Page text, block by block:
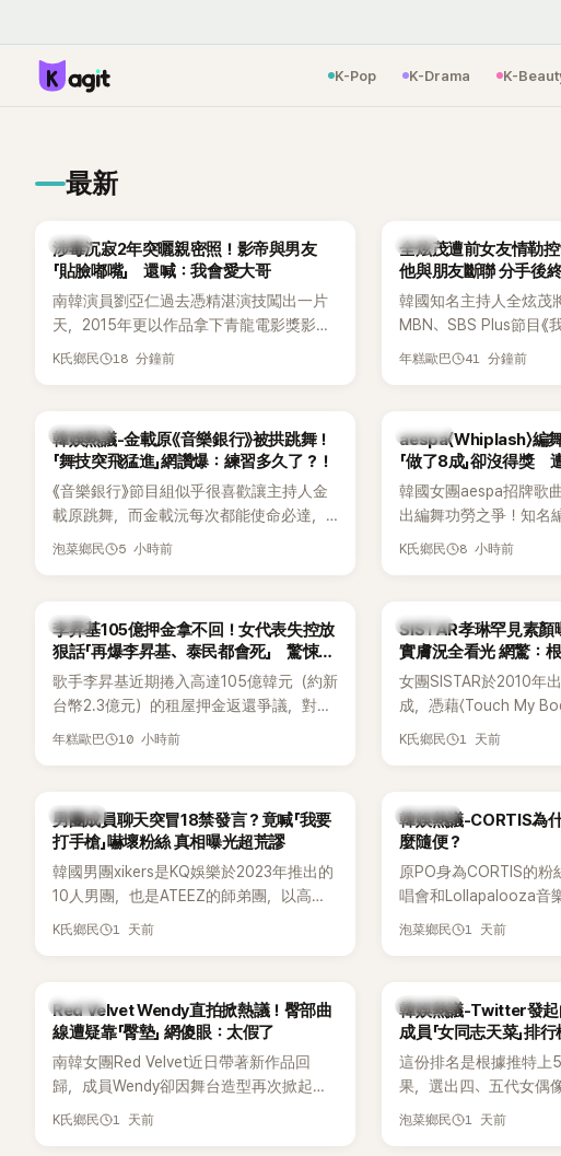
K-Pop K-Drama K-
最新
韓星
涉毒沉寂2年突曬親密照！影帝與男友
「貼臉嘟嘴」 還喊：我會愛大哥
南韓演員劉亞仁過去憑精湛演技闖出一片
天，2015年更以作品拿下青龍電影獎影
帝，成為該獎史上最年輕的影帝。不過，
公開露面。
K氏鄉民 18 分鐘前
韓星
全炫茂遭前女友情勒
他與朋友斷聯 分手後
韓國知名主持人全炫茂
MBN、SBS Plus節目《
（내가 만난 사이코패스
的一句「歡迎回來」，更
年糕歐巴 41 分鐘前
熱議討論
韓娛熱議-金載原《音樂銀行》被拱跳舞！
「舞技突飛猛進」網讚爆：練習多久了？！
《音樂銀行》節目組似乎很喜歡讓主持人金
載原跳舞，而金載沅每次都能使命必達，
甚至舞技還進步不少。觀眾們也發現製作
泡菜鄉民 5 小時前
K-POP
aespa〈Whiplash〉編
「做了8成」卻沒得獎
關鍵
韓國女團aespa招牌歌曲
出編舞功勞之爭！知名
Mnet新節目《Street
度編舞大賞」卻由
仍感到相當不平。
K氏鄉民 8 小時前
韓星
李昇基105億押金拿不回！女代表失控放
狠話「再爆李昇基、泰民都會死」 驚悚錄
音流出
歌手李昇基近期捲入高達105億韓元（約新
台幣2.3億元）的租屋押金返還爭議，對象
正是演藝企劃公司One Hundred Label代
部死掉」等激烈言論，引發外界譁然。
年糕歐巴 10 小時前
K-POP
SISTAR孝琳罕見素顏
實膚況全看光 網驚：
女團SISTAR於2010年
成，憑藉〈Touch My
〈Shake It〉等一連串夏
的孝琳，近日在社群分享
景聚餐的日常，不僅展
好交情，她幾乎素顏入
意外掀起網友熱議。
K氏鄉民 1 天前
K-POP
男團成員聊天突冒18禁發言？竟喊「我要
打手槍」嚇壞粉絲 真相曝光超荒謬
韓國男團xikers是KQ娛樂於2023年推出的
10人男團，也是ATEEZ的師弟團，以高完
成度舞台、充滿爆發力的表演及Hip-Hop
力。
K氏鄉民 1 天前
熱議討論
韓娛熱議-CORTIS為
麼隨便？
原PO身為CORTIS的粉
唱會和Lollapalooza音
便感到不滿，認為舞蹈
泡菜鄉民 1 天前
K-POP
Red Velvet Wendy直拍掀熱議！臀部曲
線遭疑靠「臀墊」 網傻眼：太假了
南韓女團Red Velvet近日帶著新作品回
歸，成員Wendy卻因舞台造型再次掀起討
論。她日前才因暴瘦身形受到外界關注，
K氏鄉民 1 天前
熱議討論
韓娛熱議-Twitter發起
成員「女同志天菜」排行
這份排名是根據推特上
果，選出四、五代女偶
絲喜愛的成員。其中，
泡菜鄉民 1 天前